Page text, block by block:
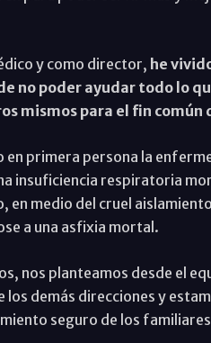
y como director, he
no poder ayudar todo lo
mismos para el fin común
primera persona la
insuficiencia respiratoria
en medio del cruel
a una asfixia mortal.
nos planteamos desde el
los demás direcciones y
seguro de los